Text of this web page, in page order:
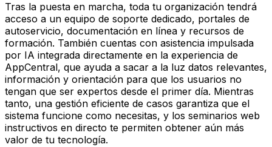
Tras la puesta en marcha, toda tu organización tendrá
acceso a un equipo de soporte dedicado, portales de
autoservicio, documentación en línea y recursos de
formación. También cuentas con asistencia impulsada
por IA integrada directamente en la experiencia de
AppCentral, que ayuda a sacar a la luz datos relevantes,
información y orientación para que los usuarios no
tengan que ser expertos desde el primer día. Mientras
tanto, una gestión eficiente de casos garantiza que el
sistema funcione como necesitas, y los seminarios web
instructivos en directo te permiten obtener aún más
valor de tu tecnología.